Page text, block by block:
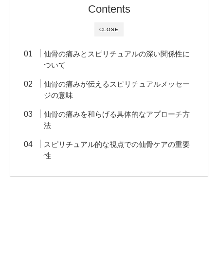
CLOSE
Contents
仙骨の痛みとスピリチュアルの深い関係性に
ついて
仙骨の痛みが伝えるスピリチュアルメッセー
ジの意味
仙骨の痛みを和らげる具体的なアプローチ方
法
スピリチュアル的な視点での仙骨ケアの重要
性